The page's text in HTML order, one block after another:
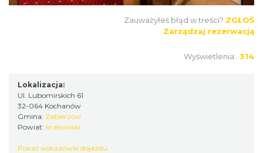
Zauważyłeś błąd w treści? ZGŁOŚ
Zarządzaj rezerwacją
Wyświetlenia: 314
Lokalizacja:
Ul. Lubomirskich 61
32-064 Kochanów
Gmina: Zabierzów
Powiat: krakowski
Pokaż wskazówki dojazdu